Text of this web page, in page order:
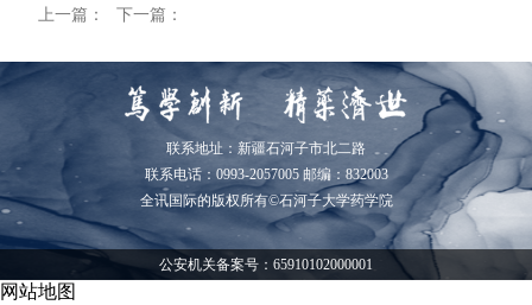
上一篇： 下一篇：
联系地址：新疆石河子市北二路
联系电话：0993-2057005 邮编：832003
全讯国际的版权所有©石河子大学药学院
公安机关备案号：65910102000001
网站地图